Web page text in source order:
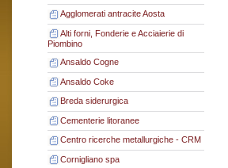
Agglomerati antracite Aosta
Alti forni, Fonderie e Acciaierie di
Piombino
Ansaldo Cogne
Ansaldo Coke
Breda siderurgica
Cementerie litoranee
Centro ricerche metallurgiche - CRM
Cornigliano spa